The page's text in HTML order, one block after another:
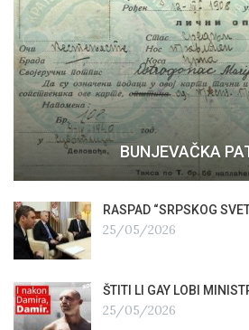
BUNJEVAČKA
RASPAD “SRPSKOG
25/05/2026
ŠTITI LI GAY LOBI
25/05/2026